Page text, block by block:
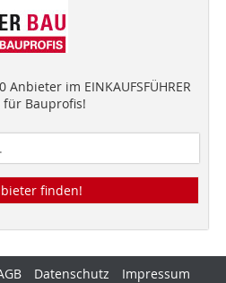
im EINKAUFSFÜHRER
für Bauprofis!
finden!
Datenschutz
Impressum